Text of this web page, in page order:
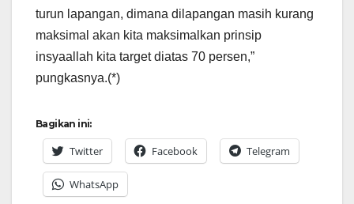
turun lapangan, dimana dilapangan masih kurang
maksimal akan kita maksimalkan prinsip
insyaallah kita target diatas 70 persen,”
pungkasnya.(*)
Bagikan ini:
Twitter Facebook Telegram
WhatsApp